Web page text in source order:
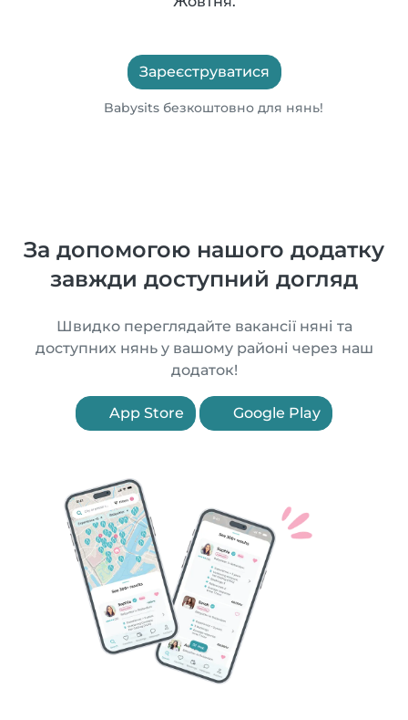
Зареєструватися
Babysits безкоштовно для нянь!
За допомогою нашого додатку
завжди доступний догляд
Швидко переглядайте вакансії няні та
доступних нянь у вашому районі через наш
додаток!
App Store Google Play